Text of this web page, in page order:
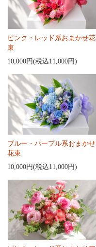
ピンク・レッド系おまかせ花
束
10,000円(税込11,000円)
ブルー・パープル系おまかせ
花束
10,000円(税込11,000円)